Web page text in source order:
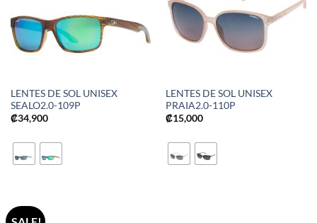
LENTES DE SOL UNISEX
SEALO2.0-109P
₡34,900
LENTES DE SOL UNISEX
PRAIA2.0-110P
₡15,000